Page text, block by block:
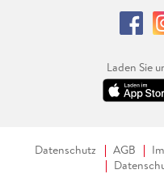
Laden Sie
Datenschutz AGB